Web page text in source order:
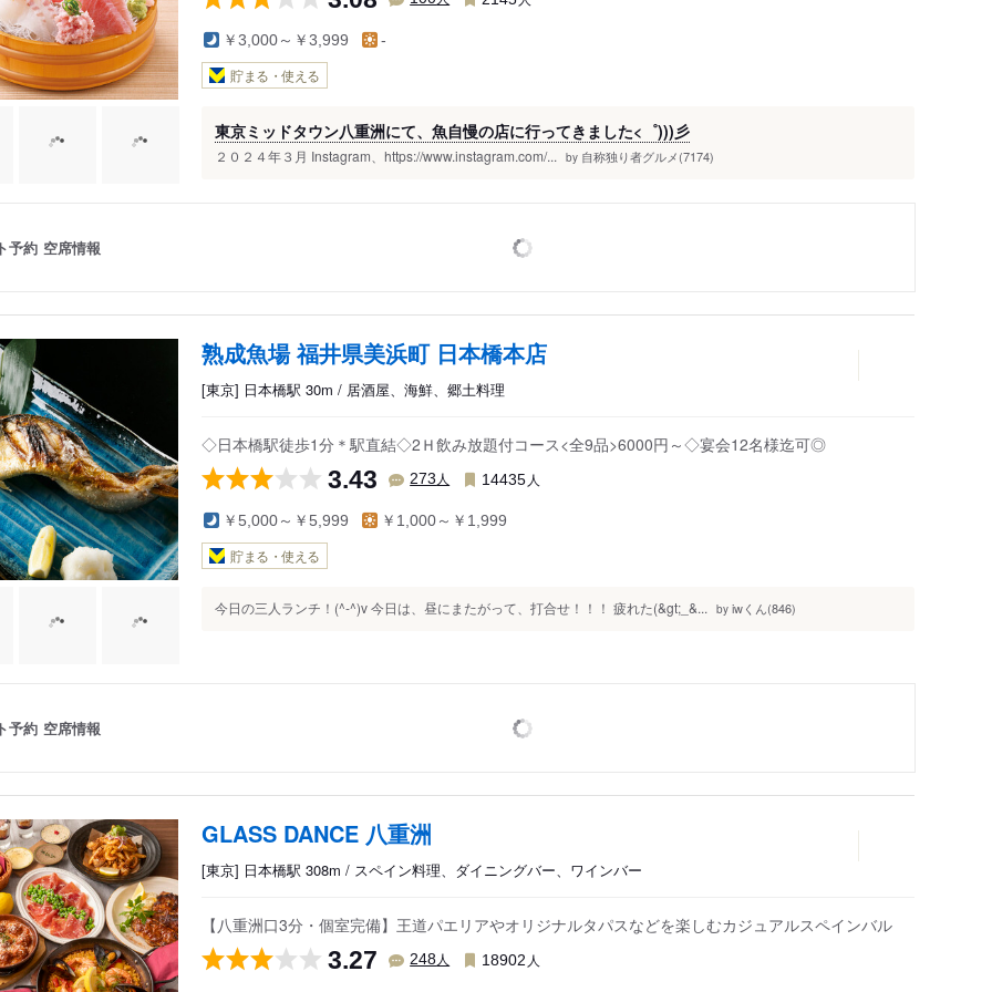
￥3,000～￥3,999 -
貯まる・使える
東京ミッドタウン八重洲にて、魚自慢の店に行ってきました<゜)))彡
２０２４年３月 Instagram、https://www.instagram.com/... by 自称独り者グルメ(7174)
予約 空席情報
熟成魚場 福井県美浜町 日本橋本店
[東京] 日本橋駅 30m / 居酒屋、海鮮、郷土料理
◇日本橋駅徒歩1分＊駅直結◇2Ｈ飲み放題付コース<全9品>6000円～◇宴会12名様迄可◎
3.43 273 人 14435 人
￥5,000～￥5,999 ￥1,000～￥1,999
貯まる・使える
今日の三人ランチ！(^-^)v 今日は、昼にまたがって、打合せ！！！ 疲れた(&gt;_&... by iwくん(846)
予約 空席情報
GLASS DANCE 八重洲
[東京] 日本橋駅 308m / スペイン料理、ダイニングバー、ワインバー
【八重洲口3分・個室完備】王道パエリアやオリジナルタパスなどを楽しむカジュアルスペインバル
3.27 248人 18902 人